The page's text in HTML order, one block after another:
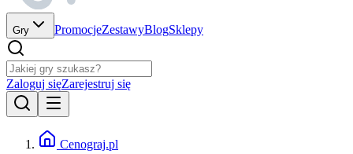
Gry PromocjeZestawyBlogSklepy
Zaloguj sięZarejestruj się
Cenograj.pl